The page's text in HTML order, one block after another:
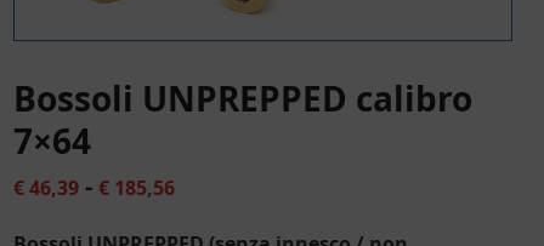
Bossoli UNPREPPED calibro
7×64
€46,39 - €185,56Fascia